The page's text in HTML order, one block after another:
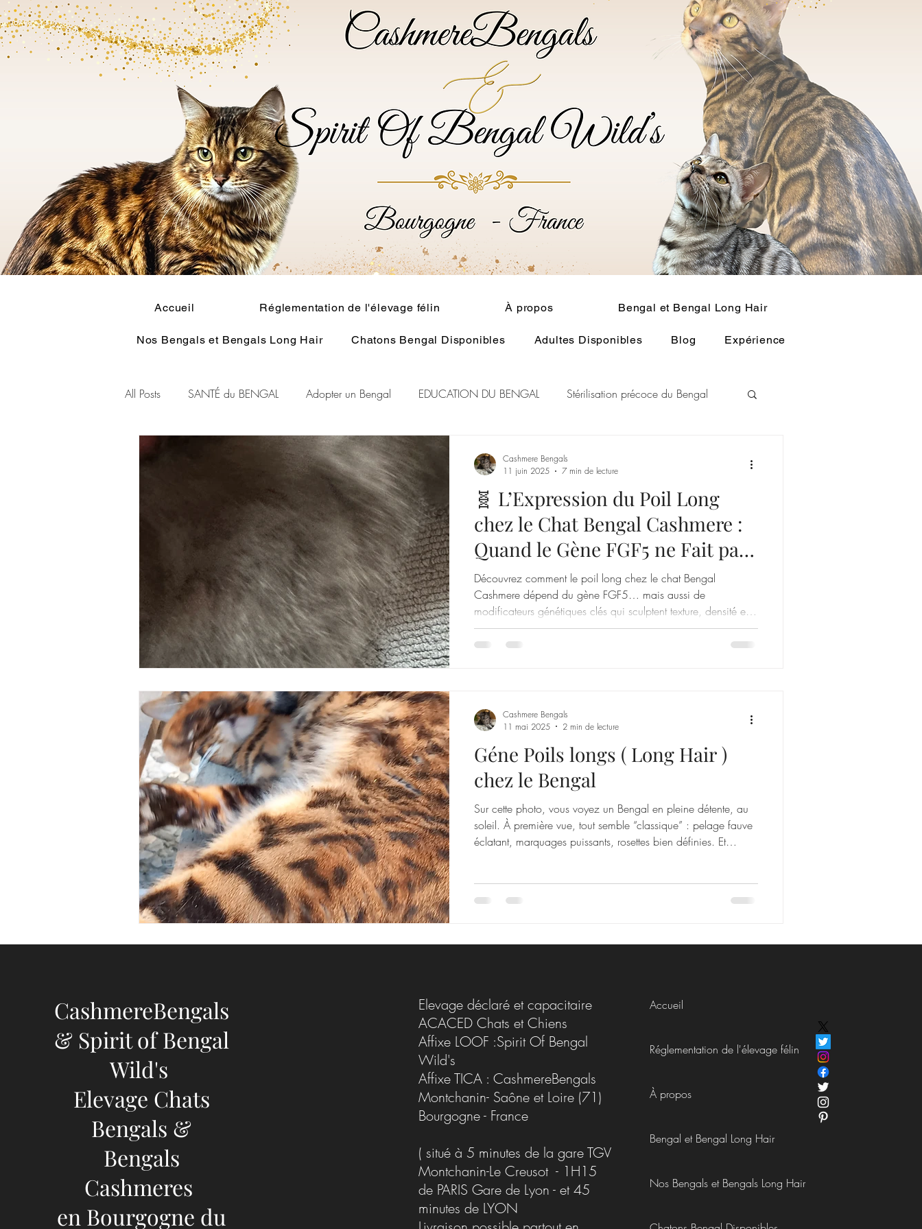
Accueil Réglementation de l'élevage félin À propos Bengal et Bengal Long Hair
Nos Bengals et Bengals Long Hair Chatons Bengal Disponibles Adultes Disponibles Blog Expérience
All Posts SANTÉ du BENGAL Adopter un Bengal EDUCATION DU BENGAL Stérilisation précoce du Bengal
Pelage du Bengal BENGAL CASHMERE
Couleur Rare Bengal Chat et spiritualité Généralité ELEVAGE du BENGAL
Ethologie du Bengal HISTOIRE DU CHAT GENE POIL LONG BENGAL
🧬 L’Expression du Poil Long
chez le Chat Bengal Cashmere :
Quand le Gène FGF5 ne Fait pas
Tout
Découvrez comment le poil long chez le chat Bengal
Cashmere dépend du gène FGF5… mais aussi de
modificateurs génétiques clés qui sculptent texture, densité et
rendu final.
Cashmere Bengals
11 juin 2025
7 min de lecture
Géne Poils longs ( Long Hair )
chez le Bengal
Sur cette photo, vous voyez un Bengal en pleine détente, au
soleil. À première vue, tout semble “classique” : pelage fauve
éclatant, marquages puissants, rosettes bien définies. Et
Cashmere Bengals
11 mai 2025
2 min de lecture
CashmereBengals
& Spirit of Bengal
Wild's
Elevage Chats
Bengals &
Bengals
Cashmeres
en Bourgogne du
Elevage déclaré et capacitaire
ACACED Chats et Chiens
Affixe LOOF :Spirit Of Bengal
Wild's
Affixe TICA : CashmereBengals
Montchanin- Saône et Loire (71)
Bourgogne - France
( situé à 5 minutes de la gare TGV
Montchanin-Le Creusot - 1H15
de PARIS Gare de Lyon - et 45
minutes de LYON
Accueil
Réglementation de l'élevage félin
À propos
Bengal et Bengal Long Hair
Nos Bengals et Bengals Long Hair